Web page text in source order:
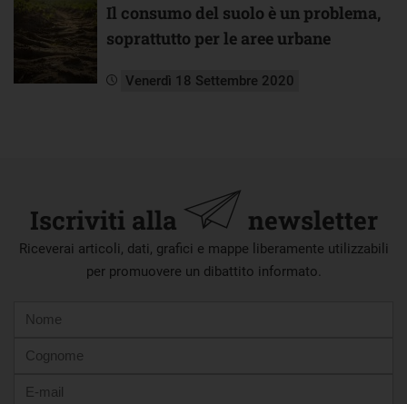
Il consumo del suolo è un problema,
soprattutto per le aree urbane
Venerdì 18 Settembre 2020
Iscriviti alla newsletter
Riceverai articoli, dati, grafici e mappe liberamente utilizzabili
per promuovere un dibattito informato.
mail